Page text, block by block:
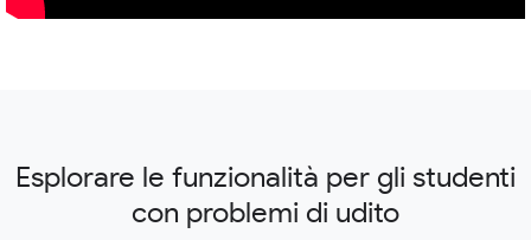
Esplorare le funzionalità per gli studenti
con problemi di udito